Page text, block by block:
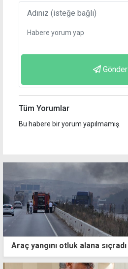
Gönder
Tüm Yorumlar
Bu habere bir yorum yapılmamış.
Araç yangını otluk alana sıçradı